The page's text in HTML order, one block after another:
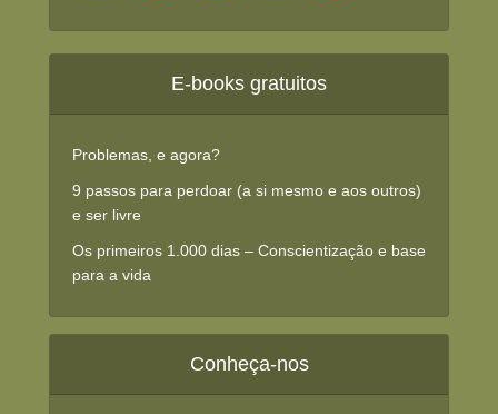
E-books gratuitos
Problemas, e agora?
9 passos para perdoar (a si mesmo e aos outros)
e ser livre
Os primeiros 1.000 dias – Conscientização e base
para a vida
Conheça-nos